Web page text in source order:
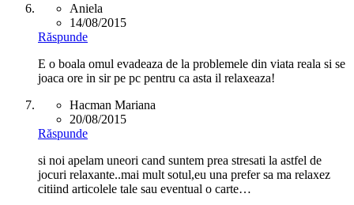
Aniela
14/08/2015
Răspunde
E o boala omul evadeaza de la problemele din viata reala si se
joaca ore in sir pe pc pentru ca asta il relaxeaza!
Hacman Mariana
20/08/2015
Răspunde
si noi apelam uneori cand suntem prea stresati la astfel de
jocuri relaxante..mai mult sotul,eu una prefer sa ma relaxez
citiind articolele tale sau eventual o carte…